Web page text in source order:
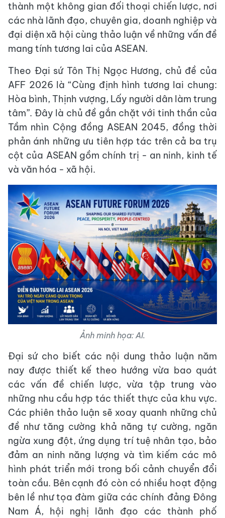
thành một không gian đối thoại chiến lược, nơi
các nhà lãnh đạo, chuyên gia, doanh nghiệp và
đại diện xã hội cùng thảo luận về những vấn đề
mang tính tương lai của ASEAN.
Theo Đại sứ Tôn Thị Ngọc Hương, chủ đề của
AFF 2026 là “Cùng định hình tương lai chung:
Hòa bình, Thịnh vượng, Lấy người dân làm trung
tâm”. Đây là chủ đề gắn chặt với tinh thần của
Tầm nhìn Cộng đồng ASEAN 2045, đồng thời
phản ánh những ưu tiên hợp tác trên cả ba trụ
cột của ASEAN gồm chính trị - an ninh, kinh tế
và văn hóa - xã hội.
Ảnh minh họa: AI.
Đại sứ cho biết các nội dung thảo luận năm
nay được thiết kế theo hướng vừa bao quát
các vấn đề chiến lược, vừa tập trung vào
những nhu cầu hợp tác thiết thực của khu vực.
Các phiên thảo luận sẽ xoay quanh những chủ
đề như tăng cường khả năng tự cường, ngăn
ngừa xung đột, ứng dụng trí tuệ nhân tạo, bảo
đảm an ninh năng lượng và tìm kiếm các mô
hình phát triển mới trong bối cảnh chuyển đổi
toàn cầu. Bên cạnh đó còn có nhiều hoạt động
bên lề như tọa đàm giữa các chính đảng Đông
Nam Á, hội nghị lãnh đạo các thành phố